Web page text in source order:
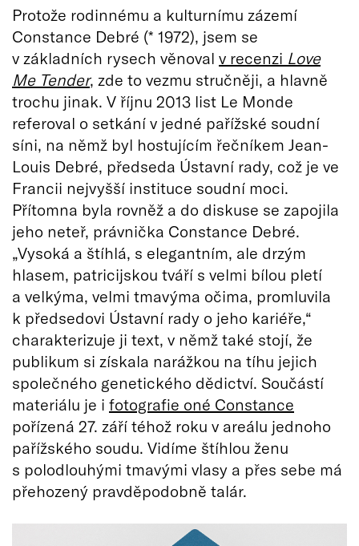
Protože rodinnému a kulturnímu zázemí
Constance Debré (* 1972), jsem se
v základních rysech věnoval v recenzi Love
Me Tender, zde to vezmu stručněji, a hlavně
trochu jinak. V říjnu 2013 list Le Monde
referoval o setkání v jedné pařížské soudní
síni, na němž byl hostujícím řečníkem Jean-
Louis Debré, předseda Ústavní rady, což je ve
Francii nejvyšší instituce soudní moci.
Přítomna byla rovněž a do diskuse se zapojila
jeho neteř, právnička Constance Debré.
„Vysoká a štíhlá, s elegantním, ale drzým
hlasem, patricijskou tváří s velmi bílou pletí
a velkýma, velmi tmavýma očima, promluvila
k předsedovi Ústavní rady o jeho kariéře,“
charakterizuje ji text, v němž také stojí, že
publikum si získala narážkou na tíhu jejich
společného genetického dědictví. Součástí
materiálu je i fotografie oné Constance
pořízená 27. září téhož roku v areálu jednoho
pařížského soudu. Vidíme štíhlou ženu
s polodlouhými tmavými vlasy a přes sebe má
přehozený pravděpodobně talár.